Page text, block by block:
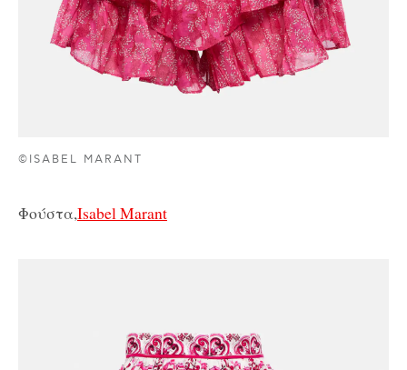
©ISABEL MARANT
Φούστα,Isabel Marant